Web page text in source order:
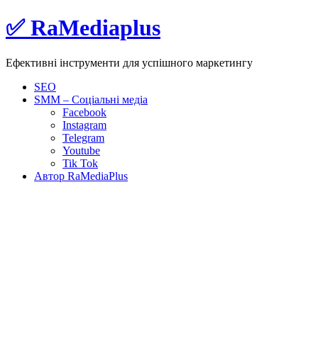
Skip
to
✅ RaMediaplus
Ефективні інструменти для успішного маркетингу
SEO
SMM – Соціальні медіа
Facebook
Instagram
Telegram
Youtube
Tik Tok
Автор RaMediaPlus